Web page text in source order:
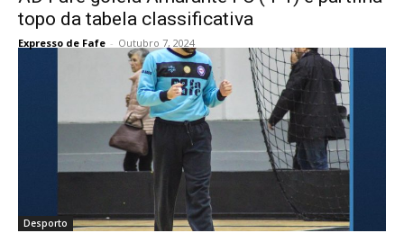
topo da tabela classificativa
Expresso de Fafe - Outubro 7, 2024
Desporto